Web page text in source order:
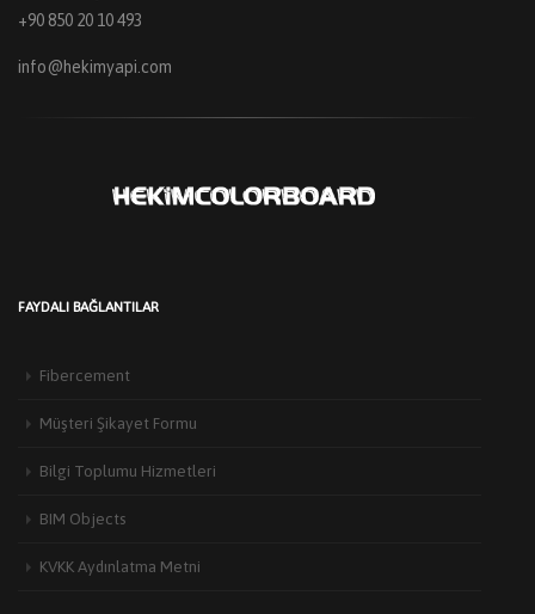
+90 850 20 10 493
info@hekimyapi.com
FAYDALI BAĞLANTILAR
Fibercement
Müşteri Şikayet Formu
Bilgi Toplumu Hizmetleri
BIM Objects
KVKK Aydınlatma Metni
3 Haziran 2026
,Edirne Mimarlar Odası [...]